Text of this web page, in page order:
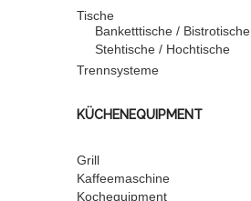
Tische
Banketttische / Bistrotische
Stehtische / Hochtische
Trennsysteme
KÜCHENEQUIPMENT
Grill
Kaffeemaschine
Kochequipment